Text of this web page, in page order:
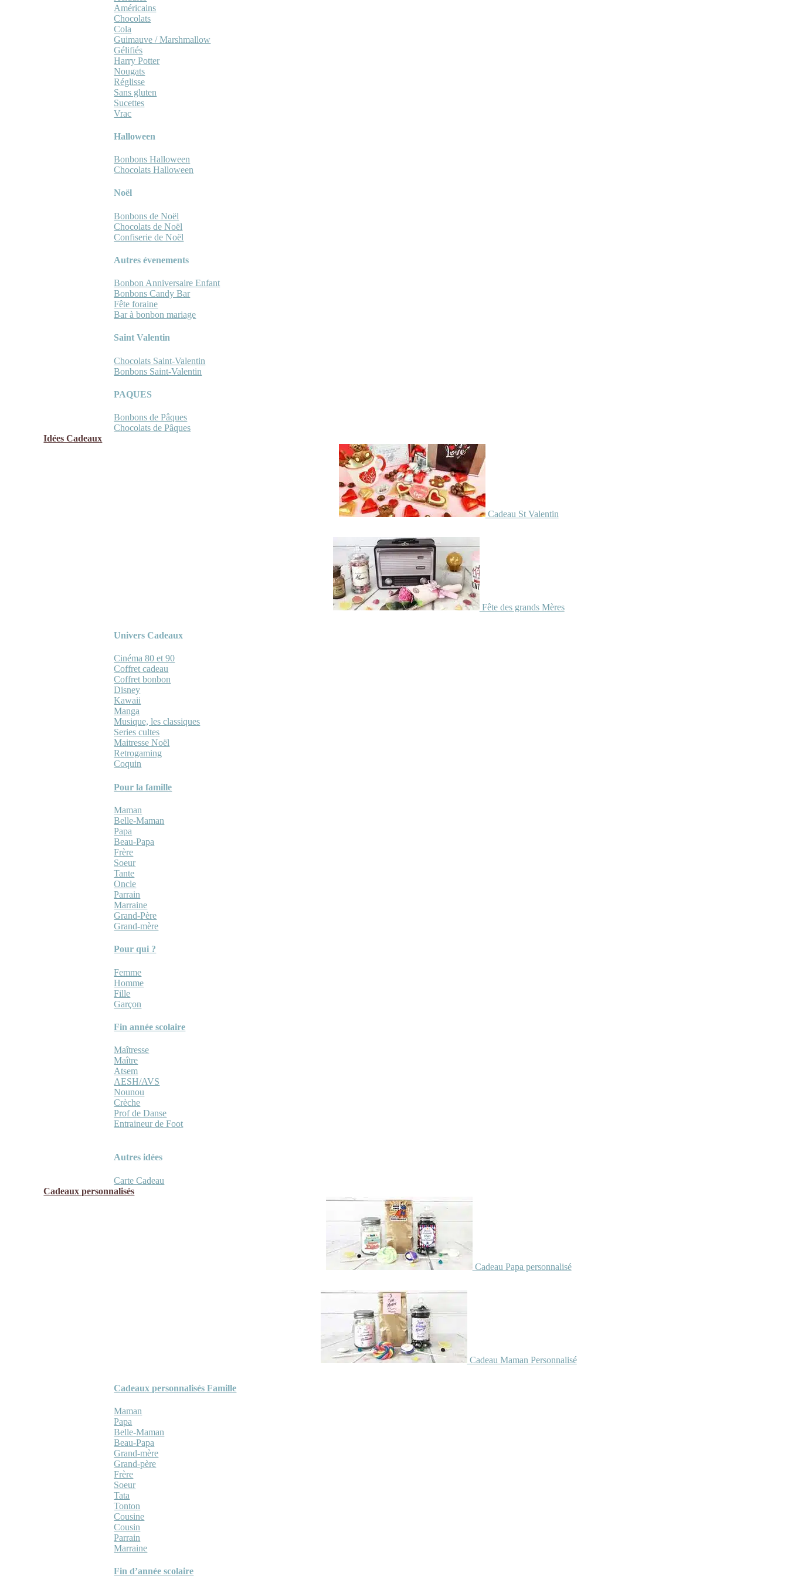
Américains
Chocolats
Cola
Guimauve / Marshmallow
Gélifiés
Harry Potter
Nougats
Réglisse
Sans gluten
Sucettes
Vrac
Halloween
Bonbons Halloween
Chocolats Halloween
Noël
Bonbons de Noël
Chocolats de Noël
Confiserie de Noël
Autres évenements
Bonbon Anniversaire Enfant
Bonbons Candy Bar
Fête foraine
Bar à bonbon mariage
Saint Valentin
Chocolats Saint-Valentin
Bonbons Saint-Valentin
PAQUES
Bonbons de Pâques
Chocolats de Pâques
Idées Cadeaux
Cadeau St Valentin
Fête des grands Mères
Univers Cadeaux
Cinéma 80 et 90
Coffret cadeau
Coffret bonbon
Disney
Kawaii
Manga
Musique, les classiques
Series cultes
Maitresse Noël
Retrogaming
Coquin
Pour la famille
Maman
Belle-Maman
Papa
Beau-Papa
Frère
Soeur
Tante
Oncle
Parrain
Marraine
Grand-Père
Grand-mère
Pour qui ?
Femme
Homme
Fille
Garçon
Fin année scolaire
Maîtresse
Maître
Atsem
AESH/AVS
Nounou
Crèche
Prof de Danse
Entraineur de Foot
Autres idées
Carte Cadeau
Cadeaux personnalisés
Cadeau Papa personnalisé
Cadeau Maman Personnalisé
Cadeaux personnalisés Famille
Maman
Papa
Belle-Maman
Beau-Papa
Grand-mère
Grand-père
Frère
Soeur
Tata
Tonton
Cousine
Cousin
Parrain
Marraine
Fin d’année scolaire